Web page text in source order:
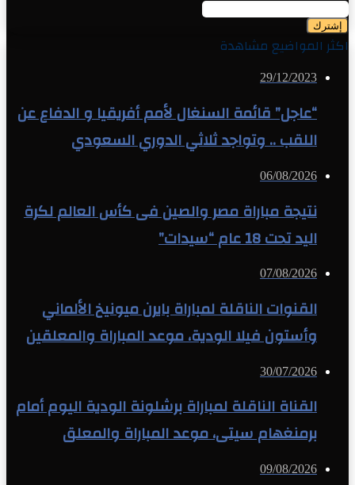
أدخل
بريدك
الإلكتروني
اكثر المواضيع مشاهدة
29/12/2023
“عاجل” قائمة السنغال لأمم أفريقيا و الدفاع عن
اللقب .. وتواجد ثلاثي الدوري السعودي
06/08/2026
نتيجة مباراة مصر والصين فى كأس العالم لكرة
اليد تحت 18 عام “سيدات”
07/08/2026
القنوات الناقلة لمباراة بايرن ميونيخ الألماني
وأستون فيلا الودية، موعد المباراة والمعلقين
30/07/2026
القناة الناقلة لمباراة برشلونة الودية اليوم أمام
برمنغهام سيتى، موعد المباراة والمعلق
09/08/2026